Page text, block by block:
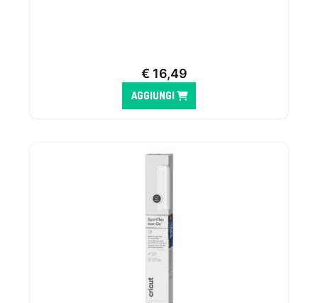
€ 16,49
AGGIUNGI